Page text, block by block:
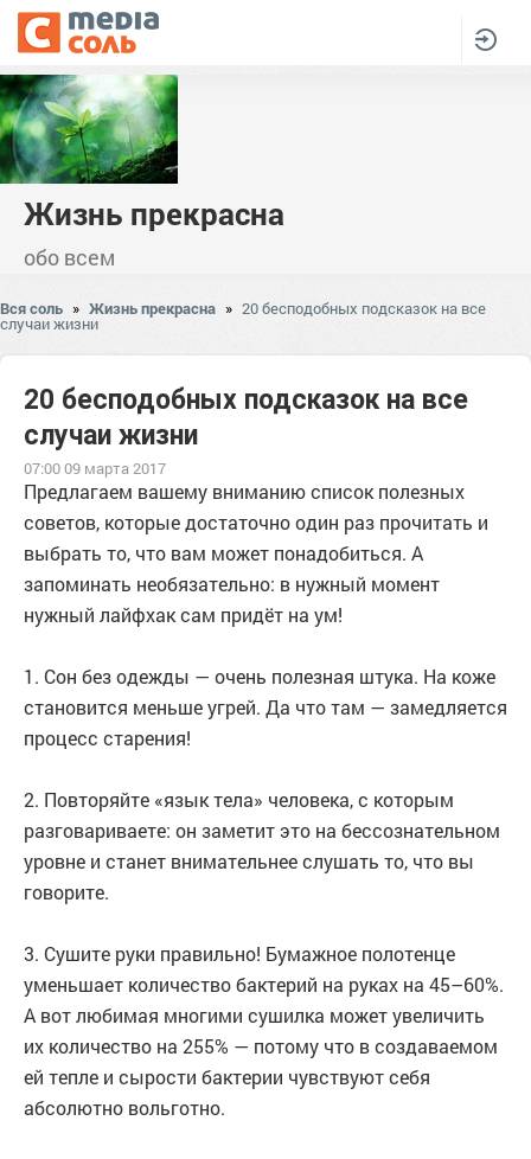
Жизнь прекрасна
обо всем
Вся соль » Жизнь прекрасна » 20 бесподобных подсказок на все
случаи жизни
20 бесподобных подсказок на все
случаи жизни
07:00 09 марта 2017
Предлагаем вашему вниманию список полезных
советов, которые достаточно один раз прочитать и
выбрать то, что вам может понадобиться. А
запоминать необязательно: в нужный момент
нужный лайфхак сам придёт на ум!
1. Сон без одежды — очень полезная штука. На коже
становится меньше угрей. Да что там — замедляется
процесс старения!
2. Повторяйте «язык тела» человека, с которым
разговариваете: он заметит это на бессознательном
уровне и станет внимательнее слушать то, что вы
говорите.
3. Сушите руки правильно! Бумажное полотенце
уменьшает количество бактерий на руках на 45–60%.
А вот любимая многими сушилка может увеличить
их количество на 255% — потому что в создаваемом
ей тепле и сырости бактерии чувствуют себя
абсолютно вольготно.